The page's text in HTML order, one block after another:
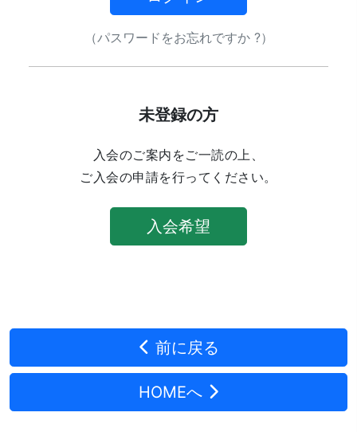
（パスワードをお忘れですか ?）
未登録の方
入会のご案内をご一読の上、
ご入会の申請を行ってください。
入会希望
前に戻る
HOMEへ